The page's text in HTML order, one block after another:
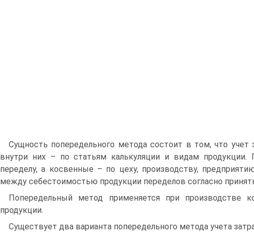
Сущность попередельного метода состоит в том, что учет
внутри них – по статьям калькуляции и видам
переделу, а косвенные – по цеху, производству,
между себестоимостью продукции переделов согласно
Попередельный метод применяется при производстве
продукции.
Существует два варианта попередельного метода учета